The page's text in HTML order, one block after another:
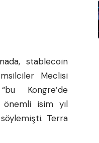
stablecoin
Meclisi
Kongre’de
önemli isim yıl
Terra